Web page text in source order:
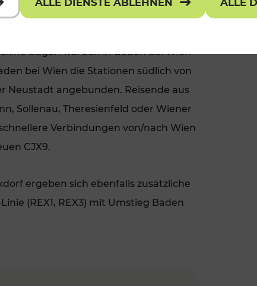
Zügen werden in Baden bei Wien
bei Wien die Stationen südlich von
Neustadt angebunden. Reisende aus
Sollenau, Theresienfeld oder Wiener
Verbindungen von/nach Wien
CJX9.
ergeben sich ebenfalls zusätzliche
(REX1, REX3) mit Umstieg Baden
ALLE DIENSTE ABLEHNEN ALLE